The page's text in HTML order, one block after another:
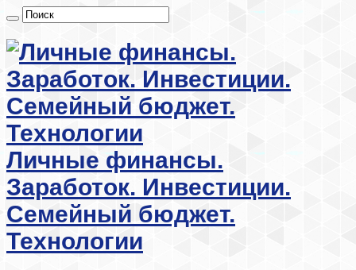
Личные финансы.
Заработок. Инвестиции.
Семейный бюджет.
Технологии